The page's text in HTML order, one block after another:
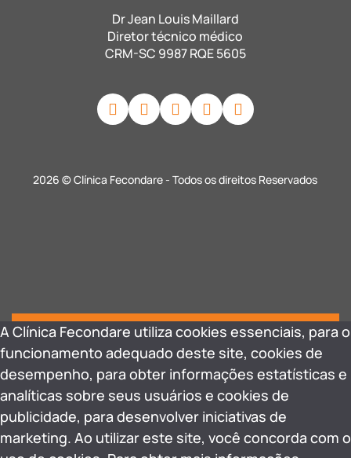
Dr Jean Louis Maillard
Diretor técnico médico
CRM-SC 9987 RQE 5605
2026 © Clínica Fecondare - Todos os direitos Reservados
A Clínica Fecondare utiliza cookies essenciais, para o
funcionamento adequado deste site, cookies de
desempenho, para obter informações estatísticas e
analíticas sobre seus usuários e cookies de
publicidade, para desenvolver iniciativas de
marketing. Ao utilizar este site, você concorda com o